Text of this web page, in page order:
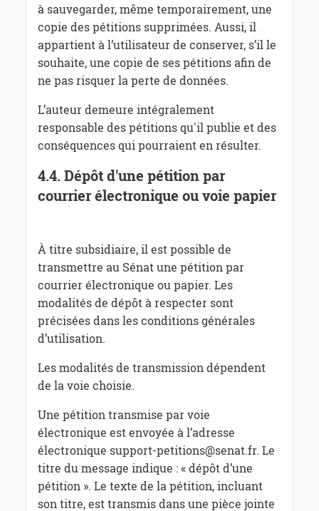
à sauvegarder, même temporairement, une
copie des pétitions supprimées. Aussi, il
appartient à l’utilisateur de conserver, s’il le
souhaite, une copie de ses pétitions afin de
ne pas risquer la perte de données.
L’auteur demeure intégralement
responsable des pétitions qu'il publie et des
conséquences qui pourraient en résulter.
4.4. Dépôt d'une pétition par
courrier électronique ou voie papier
À titre subsidiaire, il est possible de
transmettre au Sénat une pétition par
courrier électronique ou papier. Les
modalités de dépôt à respecter sont
précisées dans les conditions générales
d’utilisation.
Les modalités de transmission dépendent
de la voie choisie.
Une pétition transmise par voie
électronique est envoyée à l’adresse
électronique support-petitions@senat.fr. Le
titre du message indique : « dépôt d’une
pétition ». Le texte de la pétition, incluant
son titre, est transmis dans une pièce jointe